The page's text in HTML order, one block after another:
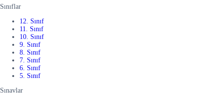
Sınıflar
12. Sınıf
11. Sınıf
10. Sınıf
9. Sınıf
8. Sınıf
7. Sınıf
6. Sınıf
5. Sınıf
Sınavlar